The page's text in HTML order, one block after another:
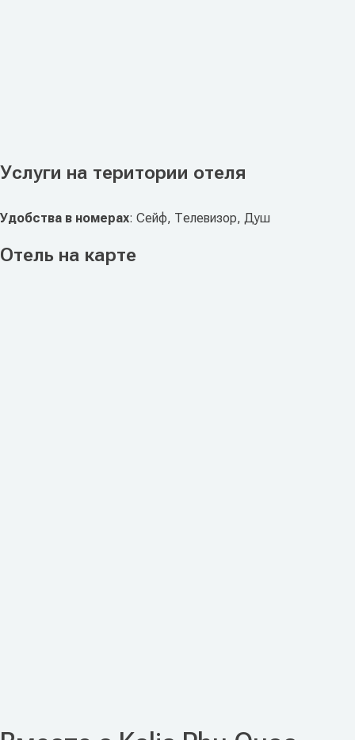
Услуги на територии отеля
Удобства в номерах: Сейф, Телевизор, Душ
Отель на карте